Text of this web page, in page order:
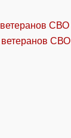
ветеранов СВО